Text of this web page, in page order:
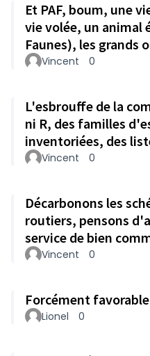
Et PAF, boum, une
vie volée, un animal
Faunes), les grands
Vincent 0
L'esbrouffe de la
ni R, des familles
inventoriées, des
Vincent 0
Décarbonons les
routiers, pensons
service de bien
Vincent 0
Forcément
Lionel 0